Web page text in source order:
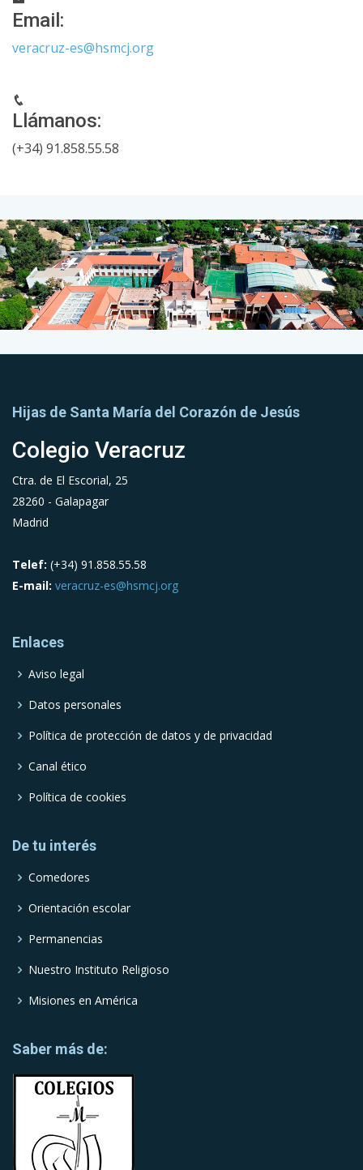
Email:
veracruz-es@hsmcj.org
Llámanos:
(+34) 91.858.55.58
Hijas de Santa María del Corazón de Jesús
Colegio Veracruz
Ctra. de El Escorial, 25
28260 - Galapagar
Madrid
Telef: (+34) 91.858.55.58
E-mail: veracruz-es@hsmcj.org
Enlaces
Aviso legal
Datos personales
Política de protección de datos y de privacidad
Canal ético
Política de cookies
De tu interés
Comedores
Orientación escolar
Permanencias
Nuestro Instituto Religioso
Misiones en América
Saber más de: